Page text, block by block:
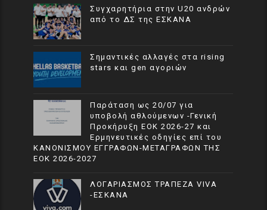
Συγχαρητήρια στην U20 ανδρών
από το ΔΣ της ΕΣΚΑΝΑ
Σημαντικές αλλαγές στα rising
stars και gen αγοριών
Παράταση ως 20/07 για
υποβολή αθλούμενων -Γενική
Προκήρυξη ΕΟΚ 2026-27 και
Ερμηνευτικές οδηγίες επί του
ΚΑΝΟΝΙΣΜΟΥ ΕΓΓΡΑΦΩΝ-ΜΕΤΑΓΡΑΦΩΝ ΤΗΣ
ΕΟΚ 2026-2027
ΛΟΓΑΡΙΑΣΜΟΣ ΤΡΑΠΕΖΑ VIVA
-ΕΣΚΑΝΑ